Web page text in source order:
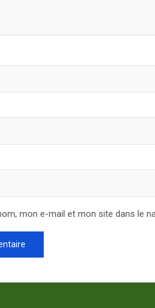
mon e-mail et mon site dans le